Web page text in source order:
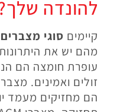
להונדה
קיימים סוגי מצברים
מהם יש את
עופרת חומצה הם
זולים ואמינים.
הם מחזיקים מעמד